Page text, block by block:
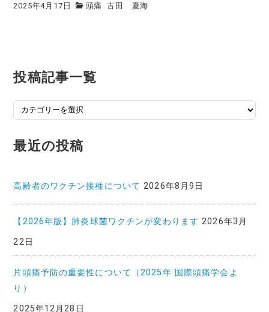
2025年4月17日 頭痛 古田 夏海
投稿記事一覧
投
稿
記
事
覧
最近の投稿
高齢者のワクチン接種について 2026年8月9日
【2026年版】肺炎球菌ワクチンが変わります 2026年3月
22日
片頭痛予防の重要性について（2025年 国際頭痛学会よ
り）
2025年12月28日